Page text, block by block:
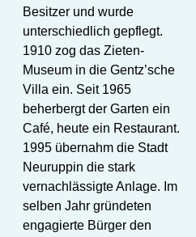
Besitzer und wurde
unterschiedlich gepflegt.
1910 zog das Zieten-
Museum in die Gentz’sche
Villa ein. Seit 1965
beherbergt der Garten ein
Café, heute ein Restaurant.
1995 übernahm die Stadt
Neuruppin die stark
vernachlässigte Anlage. Im
selben Jahr gründeten
engagierte Bürger den